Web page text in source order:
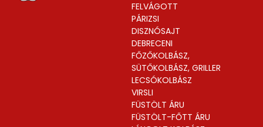
FELVÁGOTT
PÁRIZSI
DISZNÓSAJT
DEBRECENI
FŐZŐKOLBÁSZ,
SÜTŐKOLBÁSZ, GRILLER
LECSÓKOLBÁSZ
VIRSLI
FÜSTÖLT ÁRU
FÜSTÖLT-FŐTT ÁRU